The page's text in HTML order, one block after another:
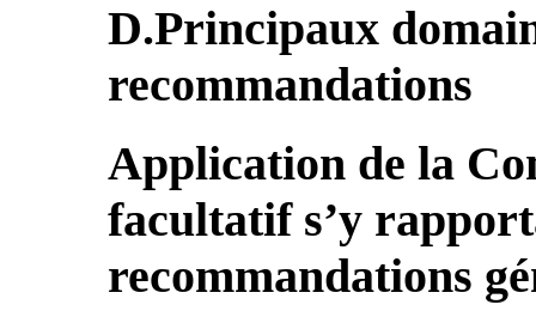
D.Principaux
recommandations
Application de la
facultatif s’y
recommandations